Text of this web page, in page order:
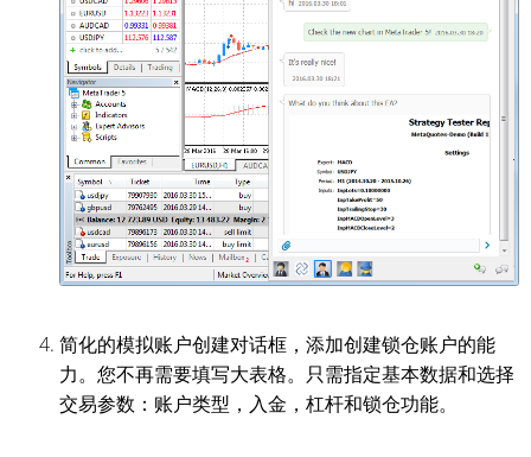
简化的模拟账户创建对话框，添加创建锁仓账户的能
力。您不再需要填写大表格。只需指定基本数据和选择
交易参数：账户类型，入金，杠杆和锁仓功能。